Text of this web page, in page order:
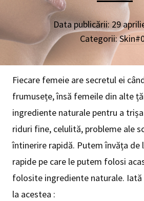
Data publicării: 29
Categorii:
Fiecare femeie are secretul ei
frumusețe, însă femeile din alte
ingrediente naturale pentru a
riduri fine, celulită, probleme ale
întinerire rapidă. Putem învăța de
rapide pe care le putem folosi
folosite ingrediente naturale. Iată
la acestea :